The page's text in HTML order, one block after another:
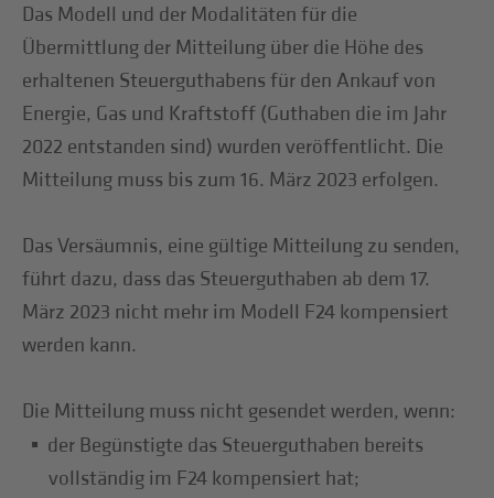
Das Modell und der Modalitäten für die
Übermittlung der Mitteilung über die Höhe des
erhaltenen Steuerguthabens für den Ankauf von
Energie, Gas und Kraftstoff (Guthaben die im Jahr
2022 entstanden sind) wurden veröffentlicht. Die
Mitteilung muss bis zum 16. März 2023 erfolgen.
Das Versäumnis, eine gültige Mitteilung zu senden,
führt dazu, dass das Steuerguthaben ab dem 17.
März 2023 nicht mehr im Modell F24 kompensiert
werden kann.
Die Mitteilung muss nicht gesendet werden, wenn:
der Begünstigte das Steuerguthaben bereits
vollständig im F24 kompensiert hat;